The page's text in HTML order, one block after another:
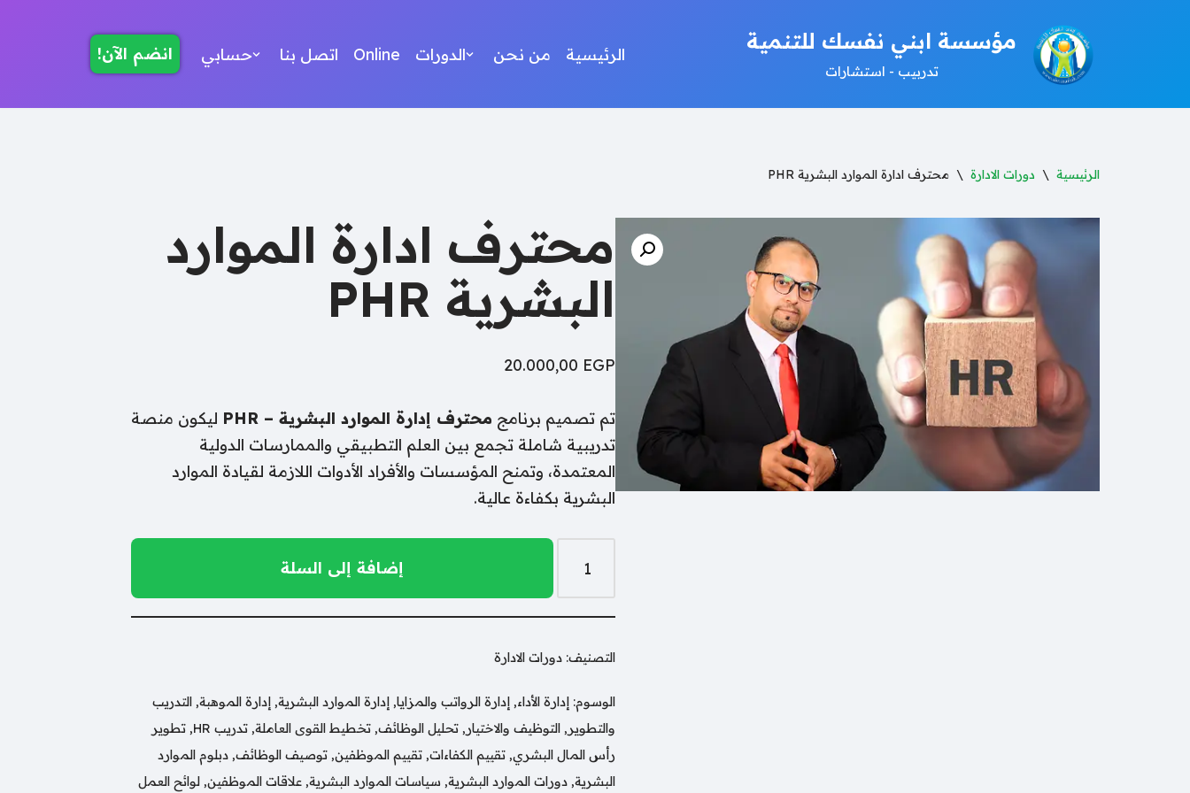
المحتوى
مؤسسة ابني نفسك للتنمية
تدربيب - استشارات
الرئيسية من نحن الدورات Online اتصل بنا حسابي انضم الآن!
الرئيسية \ دورات الادارة \ محترف ادارة الموارد البشرية PHR
محترف ادارة الموارد
البشرية PHR
20.000,00 EGP
تم تصميم برنامج محترف إدارة الموارد البشرية – PHR
ليكون منصة
تدريبية شاملة تجمع بين العلم التطبيقي والممارسات الدولية
المعتمدة، وتمنح المؤسسات والأفراد الأدوات اللازمة لقيادة الموارد
البشرية بكفاءة عالية.
إضافة إلى السلة
التصنيف:دورات الادارة
الوسوم:إدارة الأداء,إدارة الرواتب والمزايا,إدارة الموارد البشرية,إدارة الموهبة,التدريب
والتطوير ,التوظيف والاختيار ,تحليل الوظائف,تخطيط القوى العاملة,تدريب HR ,تطوير
رأس المال البشري,تقييم الكفاءات,تقييم الموظفين,توصيف الوظائف,دبلوم الموارد
البشرية,دورات الموارد البشرية, سياسات الموارد البشرية,علاقات الموظفين,لوائح العمل